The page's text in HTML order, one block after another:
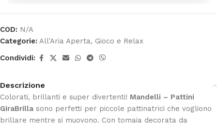
COD: N/A
Categorie: All'Aria Aperta, Gioco e Relax
Condividi:
Descrizione
Colorati, brillanti e super divertenti! Mandelli – Pattini
GiraBrilla sono perfetti per piccole pattinatrici che vogliono
brillare mentre si muovono. Con tomaia decorata da